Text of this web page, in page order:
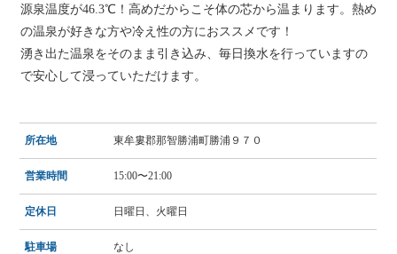
源泉温度が46.3℃！高めだからこそ体の芯から温まります。熱め
の温泉が好きな方や冷え性の方におススメです！
湧き出た温泉をそのまま引き込み、毎日換水を行っていますの
で安心して浸っていただけます。
所在地 東牟婁郡那智勝浦町勝浦９７０
営業時間 15:00〜21:00
定休日 日曜日、火曜日
駐車場 なし